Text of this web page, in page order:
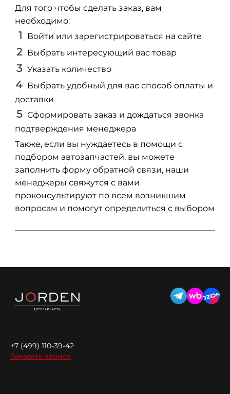
Для того чтобы сделать заказ, вам
необходимо:
Войти или зарегистрироваться на сайте
Выбрать интересующий вас товар
Указать количество
Выбрать удобный для вас способ оплаты и
доставки
Сформировать заказ и дождаться звонка
подтверждения менеджера
Также, если вы нуждаетесь в помощи с
подбором автозапчастей, вы можете
заполнить форму обратной связи, наши
менеджеры свяжутся с вами
проконсультируют по всем возникшим
вопросам и помогут определиться с выбором
+7 (499) 110-39-42
Заказать звонок